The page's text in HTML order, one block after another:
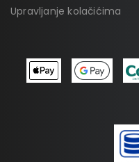
Upravljanje kolačićima